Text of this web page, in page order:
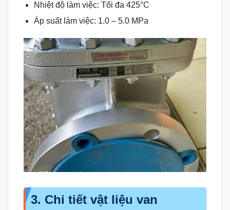
Nhiệt độ làm việc: Tối đa 425°C
Áp suất làm việc: 1.0 – 5.0 MPa
3. Chi tiết vật liệu van